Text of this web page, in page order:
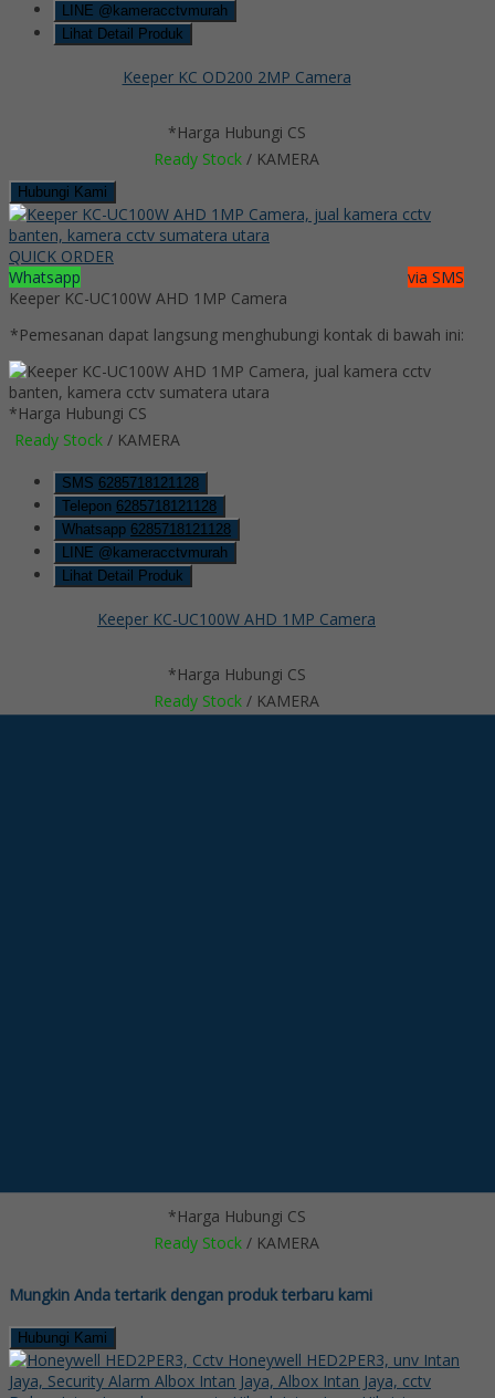
LINE @kameracctvmurah
Lihat Detail Produk
Keeper KC OD200 2MP Camera
*Harga Hubungi CS
Ready Stock / KAMERA
Hubungi Kami
QUICK ORDER
Whatsapp
via SMS
Keeper KC-UC100W AHD 1MP Camera
*Pemesanan dapat langsung menghubungi kontak di bawah ini:
*Harga Hubungi CS
Ready Stock / KAMERA
SMS 6285718121128
Telepon 6285718121128
Whatsapp 6285718121128
LINE @kameracctvmurah
Lihat Detail Produk
Keeper KC-UC100W AHD 1MP Camera
*Harga Hubungi CS
Ready Stock / KAMERA
*Harga Hubungi CS
Ready Stock / KAMERA
Mungkin Anda tertarik dengan produk terbaru kami
Hubungi Kami